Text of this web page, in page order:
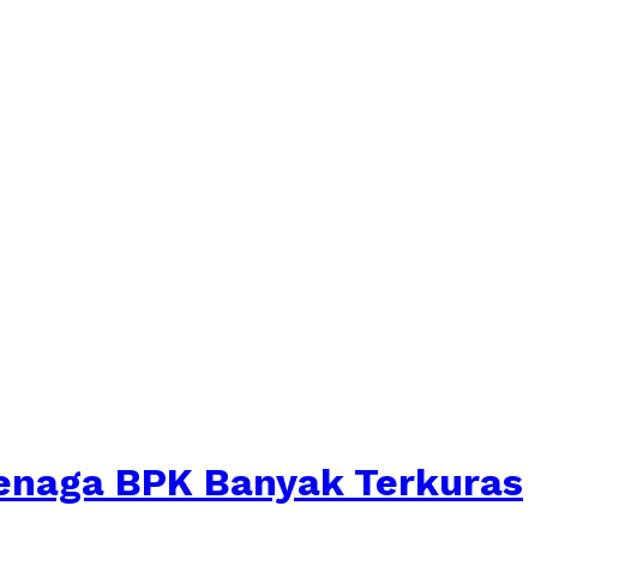
BPK Banyak Terkuras